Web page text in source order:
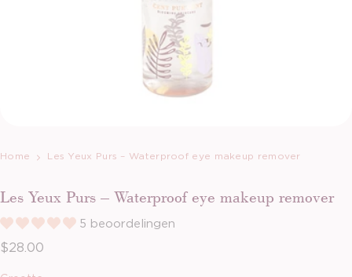
Home Les Yeux Purs – Waterproof eye makeup remover
Les Yeux Purs – Waterproof eye makeup remover
5 beoordelingen
Normale prijs
$28.00